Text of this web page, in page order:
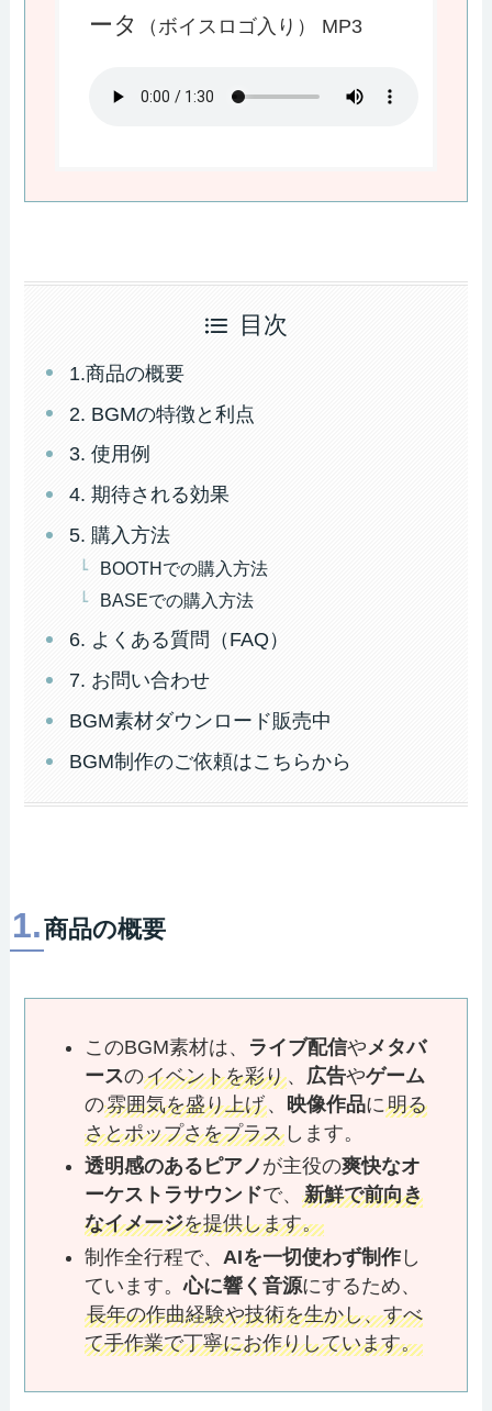
ータ （ボイスロゴ入り） MP3
目次
1.商品の概要
2. BGMの特徴と利点
3. 使用例
4. 期待される効果
5. 購入方法
BOOTHでの購入方法
BASEでの購入方法
6. よくある質問（FAQ）
7. お問い合わせ
BGM素材ダウンロード販売中
BGM制作のご依頼はこちらから
1.商品の概要
このBGM素材は、 ライブ配信や メタバ
ースのイベントを彩り、 広告やゲーム
の雰囲気を盛り上げ、 映像作品に明る
さとポップさをプラス します。
透明感のあるピアノ が主役の爽快なオ
ーケストラサウンドで、新鮮で前向き
なイメージを提供します。
制作全行程で、 AIを一切使わず制作 し
ています。心に響く音源にするため、
長年の作曲経験や技術を生かし、すべ
て手作業で丁寧にお作りしています。